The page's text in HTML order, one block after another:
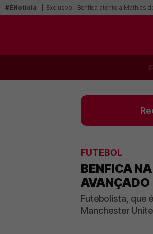
#ÉNotícia Exclusivo - Benfica atento a Mathias
FUTEBOL
BENFICA
AVANÇADO
Futebolista, que
Manchester